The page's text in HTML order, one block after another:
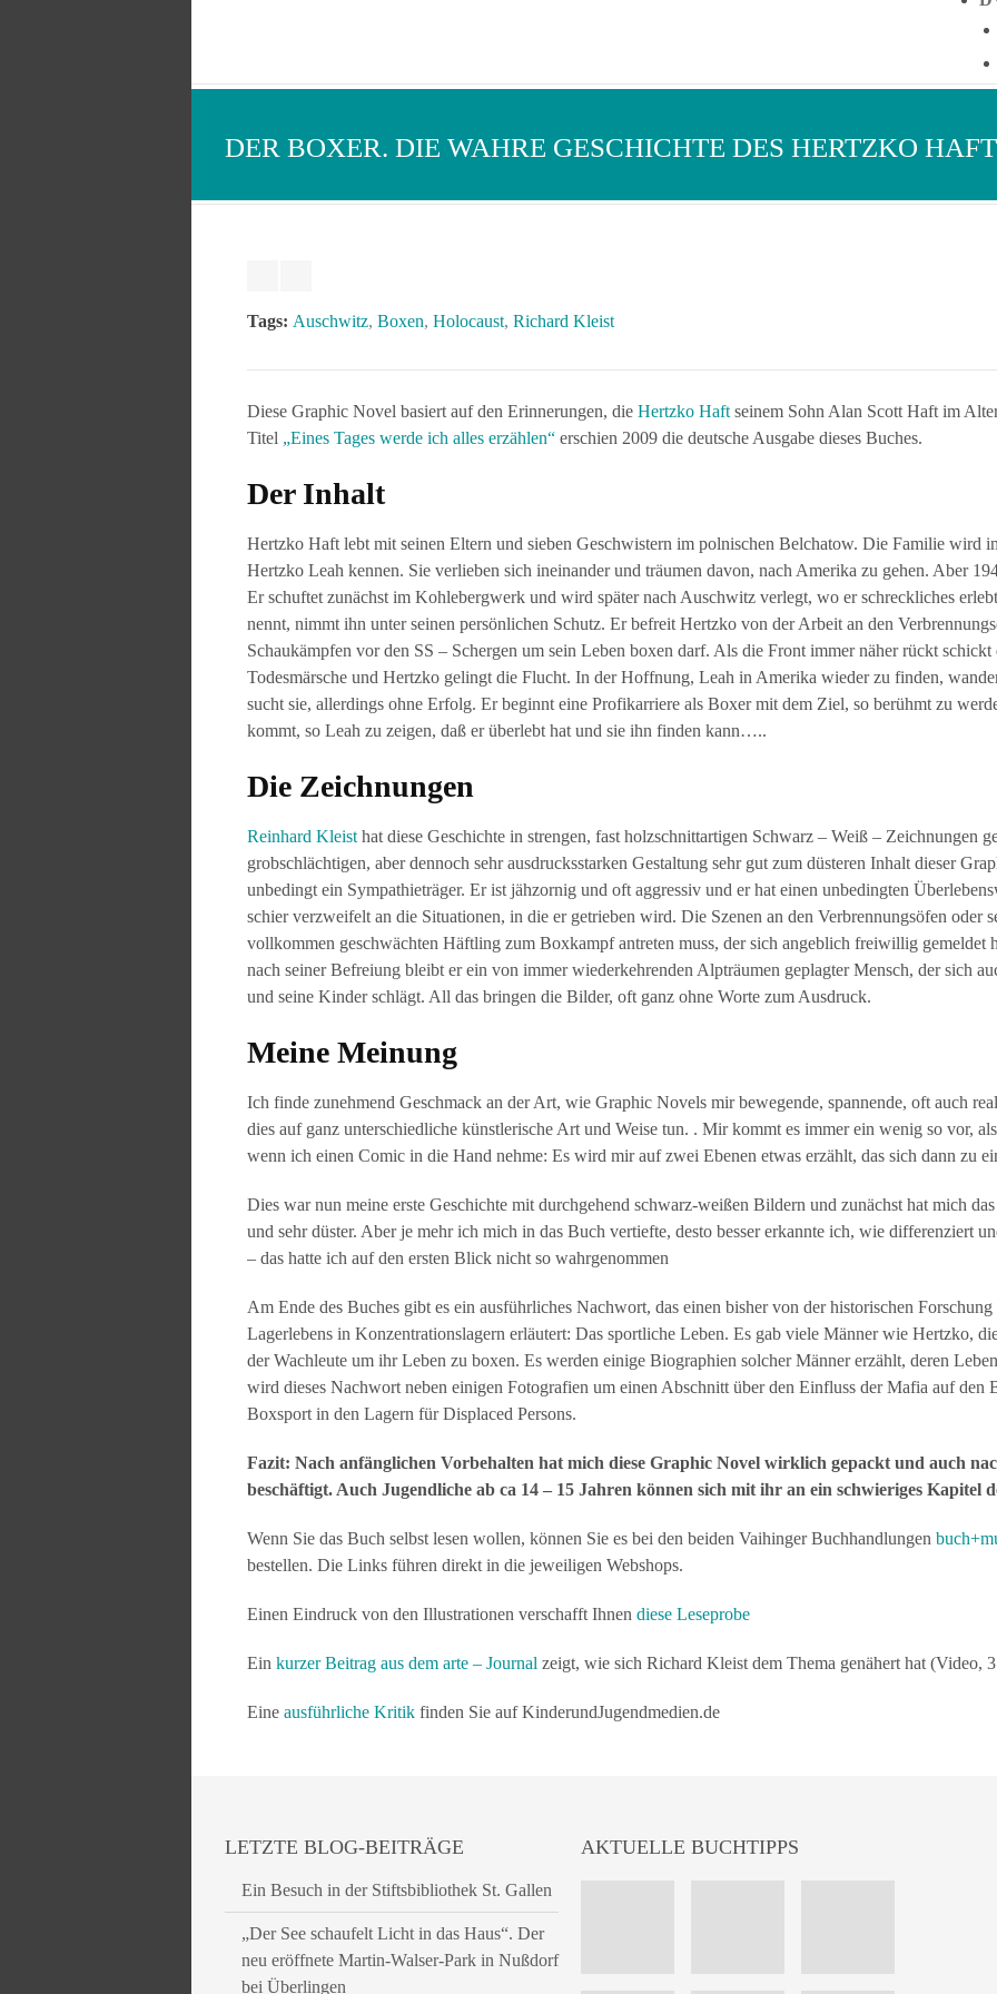
DER BOXER. DIE WAHRE GESCHICHTE DES HERTZKO HAFT
Tags: Auschwitz, Boxen, Holocaust, Richard Kleist
Diese Graphic Novel basiert auf den Erinnerungen, die Hertzko Haft seinem Sohn Alan Scott Haft im
Titel „Eines Tages werde ich alles erzählen“ erschien 2009 die deutsche Ausgabe dieses Buches.
Der Inhalt
Hertzko Haft lebt mit seinen Eltern und sieben Geschwistern im polnischen Belchatow. Die Familie wird
Hertzko Leah kennen. Sie verlieben sich ineinander und träumen davon, nach Amerika zu gehen. Aber
Er schuftet zunächst im Kohlebergwerk und wird später nach Auschwitz verlegt, wo er schreckliches
nennt, nimmt ihn unter seinen persönlichen Schutz. Er befreit Hertzko von der Arbeit an den
Schaukämpfen vor den SS – Schergen um sein Leben boxen darf. Als die Front immer näher rückt schickt
Todesmärsche und Hertzko gelingt die Flucht. In der Hoffnung, Leah in Amerika wieder zu finden,
sucht sie, allerdings ohne Erfolg. Er beginnt eine Profikarriere als Boxer mit dem Ziel, so berühmt zu
kommt, so Leah zu zeigen, daß er überlebt hat und sie ihn finden kann…..
Die Zeichnungen
Reinhard Kleist hat diese Geschichte in strengen, fast holzschnittartigen Schwarz – Weiß – Zeichnungen
grobschlächtigen, aber dennoch sehr ausdrucksstarken Gestaltung sehr gut zum düsteren Inhalt dieser
unbedingt ein Sympathieträger. Er ist jähzornig und oft aggressiv und er hat einen unbedingten
schier verzweifelt an die Situationen, in die er getrieben wird. Die Szenen an den Verbrennungsöfen oder
vollkommen geschwächten Häftling zum Boxkampf antreten muss, der sich angeblich freiwillig gemeldet
nach seiner Befreiung bleibt er ein von immer wiederkehrenden Alpträumen geplagter Mensch, der sich
und seine Kinder schlägt. All das bringen die Bilder, oft ganz ohne Worte zum Ausdruck.
Meine Meinung
Ich finde zunehmend Geschmack an der Art, wie Graphic Novels mir bewegende, spannende, oft auch
dies auf ganz unterschiedliche künstlerische Art und Weise tun. . Mir kommt es immer ein wenig so vor,
wenn ich einen Comic in die Hand nehme: Es wird mir auf zwei Ebenen etwas erzählt, das sich dann zu
Dies war nun meine erste Geschichte mit durchgehend schwarz-weißen Bildern und zunächst hat mich
und sehr düster. Aber je mehr ich mich in das Buch vertiefte, desto besser erkannte ich, wie differenziert
– das hatte ich auf den ersten Blick nicht so wahrgenommen
Am Ende des Buches gibt es ein ausführliches Nachwort, das einen bisher von der historischen
Lagerlebens in Konzentrationslagern erläutert: Das sportliche Leben. Es gab viele Männer wie Hertzko,
der Wachleute um ihr Leben zu boxen. Es werden einige Biographien solcher Männer erzählt, deren
wird dieses Nachwort neben einigen Fotografien um einen Abschnitt über den Einfluss der Mafia auf den
Boxsport in den Lagern für Displaced Persons.
Fazit: Nach anfänglichen Vorbehalten hat mich diese Graphic Novel wirklich gepackt und auch
beschäftigt. Auch Jugendliche ab ca 14 – 15 Jahren können sich mit ihr an ein schwieriges Kapitel
Wenn Sie das Buch selbst lesen wollen, können Sie es bei den beiden Vaihinger Buchhandlungen
bestellen. Die Links führen direkt in die jeweiligen Webshops.
Einen Eindruck von den Illustrationen verschafft Ihnen diese Leseprobe
Ein kurzer Beitrag aus dem arte – Journal zeigt, wie sich Richard Kleist dem Thema genähert hat (Video,
Eine ausführliche Kritik finden Sie auf KinderundJugendmedien.de
LETZTE BLOG-BEITRÄGE
Ein Besuch in der Stiftsbibliothek St. Gallen
„Der See schaufelt Licht in das Haus“. Der
neu eröffnete Martin-Walser-Park in Nußdorf
bei Überlingen
AKTUELLE BUCHTIPPS